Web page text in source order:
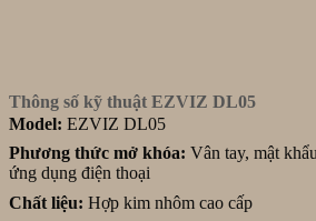
Thông số kỹ thuật EZVIZ DL05
Model: EZVIZ DL05
Phương thức mở khóa: Vân tay, mật
ứng dụng điện thoại
Chất liệu: Hợp kim nhôm cao cấp